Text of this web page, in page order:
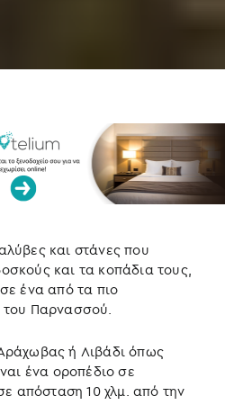
και στάνες που
και τα κοπάδια τους,
ένα από τα πιο
του Παρνασσού.
ή Λιβάδι όπως
ένα οροπέδιο σε
απόσταση 10 χλμ. από την